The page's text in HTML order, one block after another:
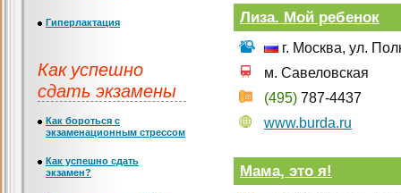
Лиза. Мой ребенок
г. Москва, ул.
м. Савеловская
(495) 787-4437
www.burda.ru
Мама, это я!
Гиперлактация
Как успешно
сдать экзамены
Как бороться с
экзаменационным стрессом
Как успешно сдать
экзамен?